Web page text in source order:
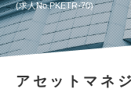
求人No.PKETR-70
アセットマネ